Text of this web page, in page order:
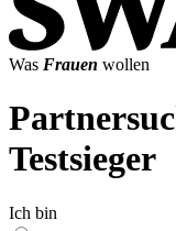
Was Frauen wollen
Testsieger
Ich bin